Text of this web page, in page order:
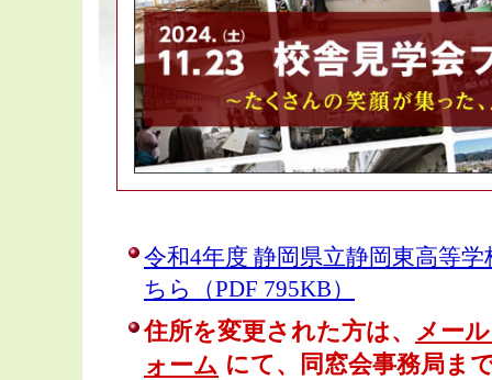
令和4年度 静岡県立静岡東高等
ちら（PDF 795KB）
住所を変更された方は、 メー
ォーム にて、同窓会事務局ま